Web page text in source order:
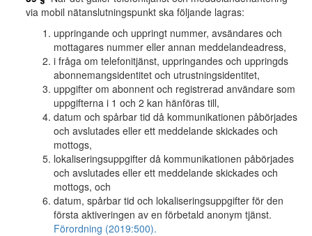
via mobil nätanslutningspunkt ska följande lagras:
uppringande och uppringt nummer, avsändares och
mottagares nummer eller annan meddelandeadress,
i fråga om telefonitjänst, uppringandes och uppringds
abonnemangsidentitet och utrustningsidentitet,
uppgifter om abonnent och registrerad användare som
uppgifterna i 1 och 2 kan hänföras till,
datum och spårbar tid då kommunikationen påbörjades
och avslutades eller ett meddelande skickades och
mottogs,
lokaliseringsuppgifter då kommunikationen påbörjades
och avslutades eller ett meddelande skickades och
mottogs, och
datum, spårbar tid och lokaliseringsuppgifter för den
första aktiveringen av en förbetald anonym tjänst.
Förordning (2019:500).